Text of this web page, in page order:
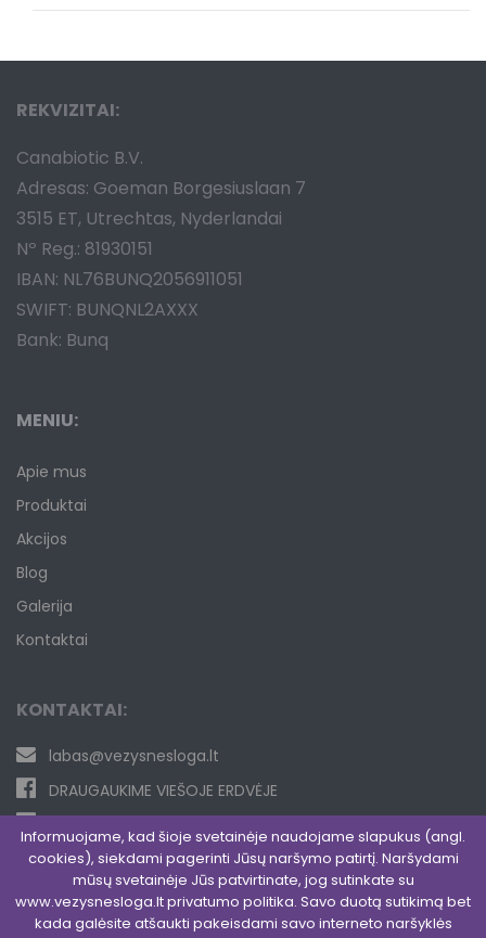
REKVIZITAI:
Canabiotic B.V.
Adresas: Goeman Borgesiuslaan 7
3515 ET, Utrechtas, Nyderlandai
Nº Reg.: 81930151
IBAN: NL76BUNQ2056911051
SWIFT: BUNQNL2AXXX
Bank: Bunq
MENIU:
Apie mus
Produktai
Akcijos
Blog
Galerija
Kontaktai
KONTAKTAI:
labas@vezysnesloga.lt
DRAUGAUKIME VIEŠOJE ERDVĖJE
JUNKITĖS PRIE UŽDAROS GRUPĖS
Informuojame, kad šioje svetainėje naudojame slapukus (angl.
cookies), siekdami pagerinti Jūsų naršymo patirtį. Naršydami
mūsų svetainėje Jūs patvirtinate, jog sutinkate su
www.vezysnesloga.lt privatumo politika. Savo duotą sutikimą bet
kada galėsite atšaukti pakeisdami savo interneto naršyklės